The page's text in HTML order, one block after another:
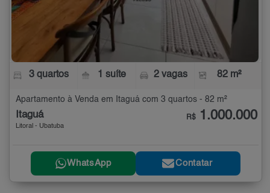
3 quartos 1 suíte 2 vagas 82 m²
Apartamento à Venda em Itaguá com 3 quartos - 82 m²
Itaguá
Litoral - Ubatuba
R$ 1.000.000
WhatsApp Contatar